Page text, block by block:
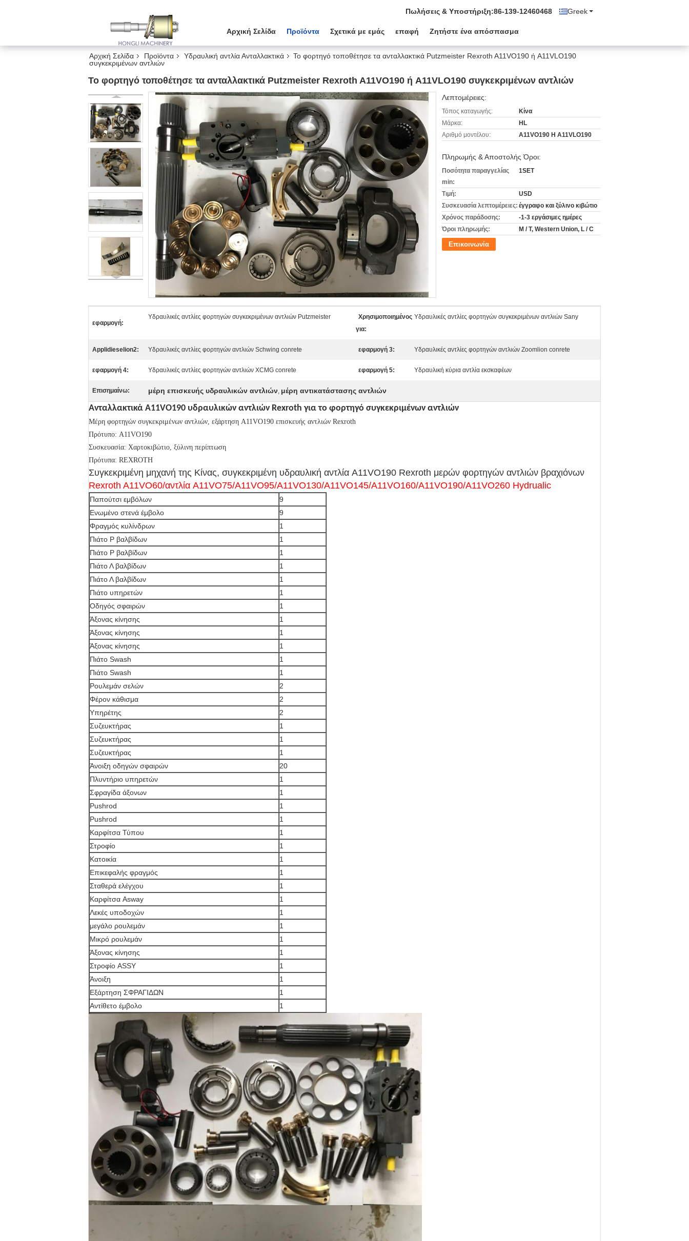
Greek
Πωλήσεις & Υποστήριξη:86-139-12460468
Αρχική Σελίδα Προϊόντα Σχετικά με εμάς επαφή Ζητήστε ένα απόσπασμα
Αρχική Σελίδα Προϊόντα Υδραυλική αντλία Ανταλλακτικά
Το φορτηγό τοποθέτησε τα ανταλλακτικά Putzmeister Rexroth A11VO190 ή A11VLO190
συγκεκριμένων αντλιών
Το φορτηγό τοποθέτησε τα ανταλλακτικά Putzmeister Rexroth A11VO190 ή A11VLO190 συγκεκριμένων αντλιών
Λεπτομέρειες:
Τόπος καταγωγής:
Κίνα
Μάρκα:
HL
Αριθμό μοντέλου:
A11VO190 Η A11VLO190
Πληρωμής & Αποστολής Όροι:
Ποσότητα παραγγελίας
min:
1SET
Τιμή:
USD
Συσκευασία λεπτομέρειες: έγγραφο και ξύλινο κιβώτιο
Χρόνος παράδοσης:
-1-3 εργάσιμες ημέρες
Όροι πληρωμής:
Μ / Τ, Western Union, L / C
Επικοινωνία
εφαρμογή:
Υδραυλικές αντλίες φορτηγών συγκεκριμένων αντλιών Putzmeister
Χρησιμοποιημένος
για:
Υδραυλικές αντλίες φορτηγών συγκεκριμένων αντλιών Sany
Applidieselion2: Υδραυλικές αντλίες φορτηγών αντλιών Schwing conrete εφαρμογή 3: Υδραυλικές αντλίες φορτηγών αντλιών Zoomlion conrete
εφαρμογή 4: Υδραυλικές αντλίες φορτηγών αντλιών XCMG conrete εφαρμογή 5: Υδραυλική κύρια αντλία εκσκαφέων
Επισημαίνω: μέρη επισκευής υδραυλικών αντλιών, μέρη αντικατάστασης αντλιών
Ανταλλακτικά A11VO190 υδραυλικών αντλιών Rexroth για το φορτηγό συγκεκριμένων αντλιών
Μέρη φορτηγών συγκεκριμένων αντλιών, εξάρτηση A11VO190 επισκευής αντλιών Rexroth
Πρότυπο: A11VO190
Συσκευασία: Χαρτοκιβώτιο, ξύλινη περίπτωση
Πρότυπα: REXROTH
Συγκεκριμένη μηχανή της Κίνας, συγκεκριμένη υδραυλική αντλία A11VO190 Rexroth μερών φορτηγών αντλιών βραχιόνων
Rexroth A11VO60/αντλία A11VO75/A11VO95/A11VO130/A11VO145/A11VO160/A11VO190/A11VO260 Hydrualic
Παπούτσι εμβόλων
9
Ενωμένο στενά έμβολο
9
Φραγμός κυλίνδρων
1
Πιάτο Ρ βαλβίδων
1
Πιάτο Ρ βαλβίδων
1
Πιάτο Λ βαλβίδων
1
Πιάτο Λ βαλβίδων
1
Πιάτο υπηρετών
1
Οδηγός σφαιρών
1
Άξονας κίνησης
1
Άξονας κίνησης
1
Άξονας κίνησης
1
Πιάτο Swash
1
Πιάτο Swash
1
Ρουλεμάν σελών
2
Φέρον κάθισμα
2
Υπηρέτης
2
Συζευκτήρας
1
Συζευκτήρας
1
Συζευκτήρας
1
Άνοιξη οδηγών σφαιρών
20
Πλυντήριο υπηρετών
1
Σφραγίδα άξονων
1
Pushrod
1
Pushrod
1
Καρφίτσα Τύπου
1
Στροφίο
1
Κατοικία
1
Επικεφαλής φραγμός
1
Σταθερά ελέγχου
1
Καρφίτσα Asway
1
Λεκές υποδοχών
1
μεγάλο ρουλεμάν
1
Μικρό ρουλεμάν
1
Άξονας κίνησης
1
Στροφίο ASSY
1
Άνοιξη
1
Εξάρτηση ΣΦΡΑΓΙΔΩΝ
1
Αντίθετο έμβολο
1